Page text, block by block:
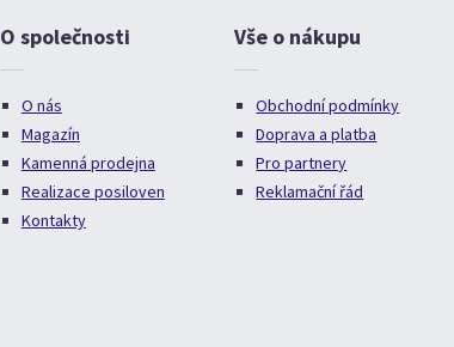
O společnosti
O nás
Magazín
Kamenná prodejna
Realizace posiloven
Kontakty
Vše o nákupu
Obchodní podmínky
Doprava a platba
Pro partnery
Reklamační řád